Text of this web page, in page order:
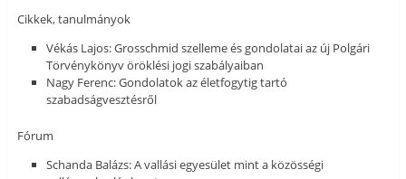
Cikkek, tanulmányok
Vékás Lajos: Grosschmid szelleme és gondolatai az új Polgári
Törvénykönyv öröklési jogi szabályaiban
Nagy Ferenc: Gondolatok az életfogytig tartó
szabadságvesztésről
Fórum
Schanda Balázs: A vallási egyesület mint a közösségi